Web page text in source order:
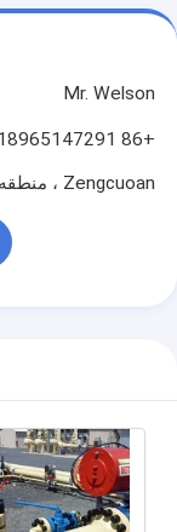
Mr. Welson
+86 18965147291
Zengcuoan ، منطقه Siming ، Xiamen ، چین 36000